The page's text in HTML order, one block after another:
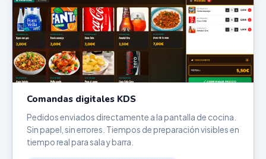
Comandas digitales KDS
Pedidos enviados directamente a la pantalla de cocina.
Sin papel, sin errores. Tiempos de preparación visibles en
tiempo real para sala y barra.